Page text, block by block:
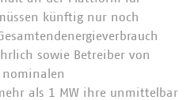
künftig nur noch
sowie Betreiber von
nominalen
als 1 MW ihre unmittelbar